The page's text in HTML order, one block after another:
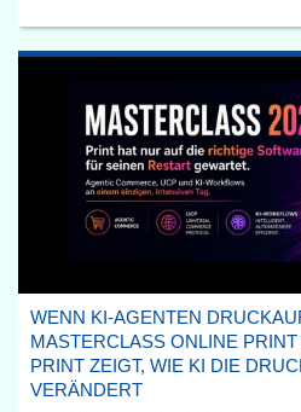
WENN KI-AGENTEN
MASTERCLASS ONLINE
PRINT ZEIGT, WIE KI DIE
VERÄNDERT